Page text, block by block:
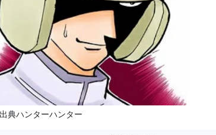
典ハンターハンター